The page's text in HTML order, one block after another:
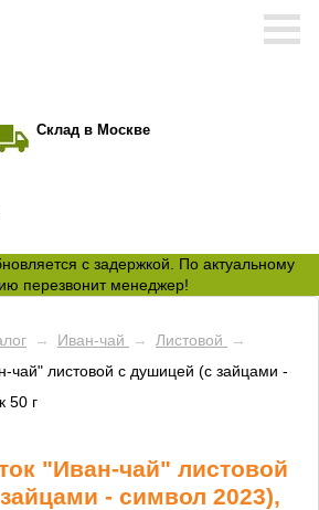
Склад в Москве
с задержкой. По актуальному
перезвонит менеджер!
→ Иван-чай → Листовой
→
чай" листовой с душицей (с зайцами -
50 г
"Иван-чай" листовой
- символ 2023),